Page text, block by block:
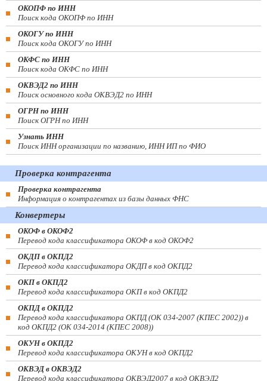
ОКОПФ по ИНН
Поиск кода ОКОПФ по ИНН
ОКОГУ по ИНН
Поиск кода ОКОГУ по ИНН
ОКФС по ИНН
Поиск кода ОКФС по ИНН
ОКВЭД2 по ИНН
Поиск основного кода ОКВЭД2 по ИНН
ОГРН по ИНН
Поиск ОГРН по ИНН
Узнать ИНН
Поиск ИНН организации по названию, ИНН ИП по ФИО
Проверка контрагента
Проверка контрагента
Информация о контрагентах из базы данных ФНС
Конвертеры
ОКОФ в ОКОФ2
Перевод кода классификатора ОКОФ в код ОКОФ2
ОКДП в ОКПД2
Перевод кода классификатора ОКДП в код ОКПД2
ОКП в ОКПД2
Перевод кода классификатора ОКП в код ОКПД2
ОКПД в ОКПД2
Перевод кода классификатора ОКПД (ОК 034-2007 (КПЕС 2002)) в
код ОКПД2 (ОК 034-2014 (КПЕС 2008))
ОКУН в ОКПД2
Перевод кода классификатора ОКУН в код ОКПД2
ОКВЭД в ОКВЭД2
Перевод кода классификатора ОКВЭД2007 в код ОКВЭД2